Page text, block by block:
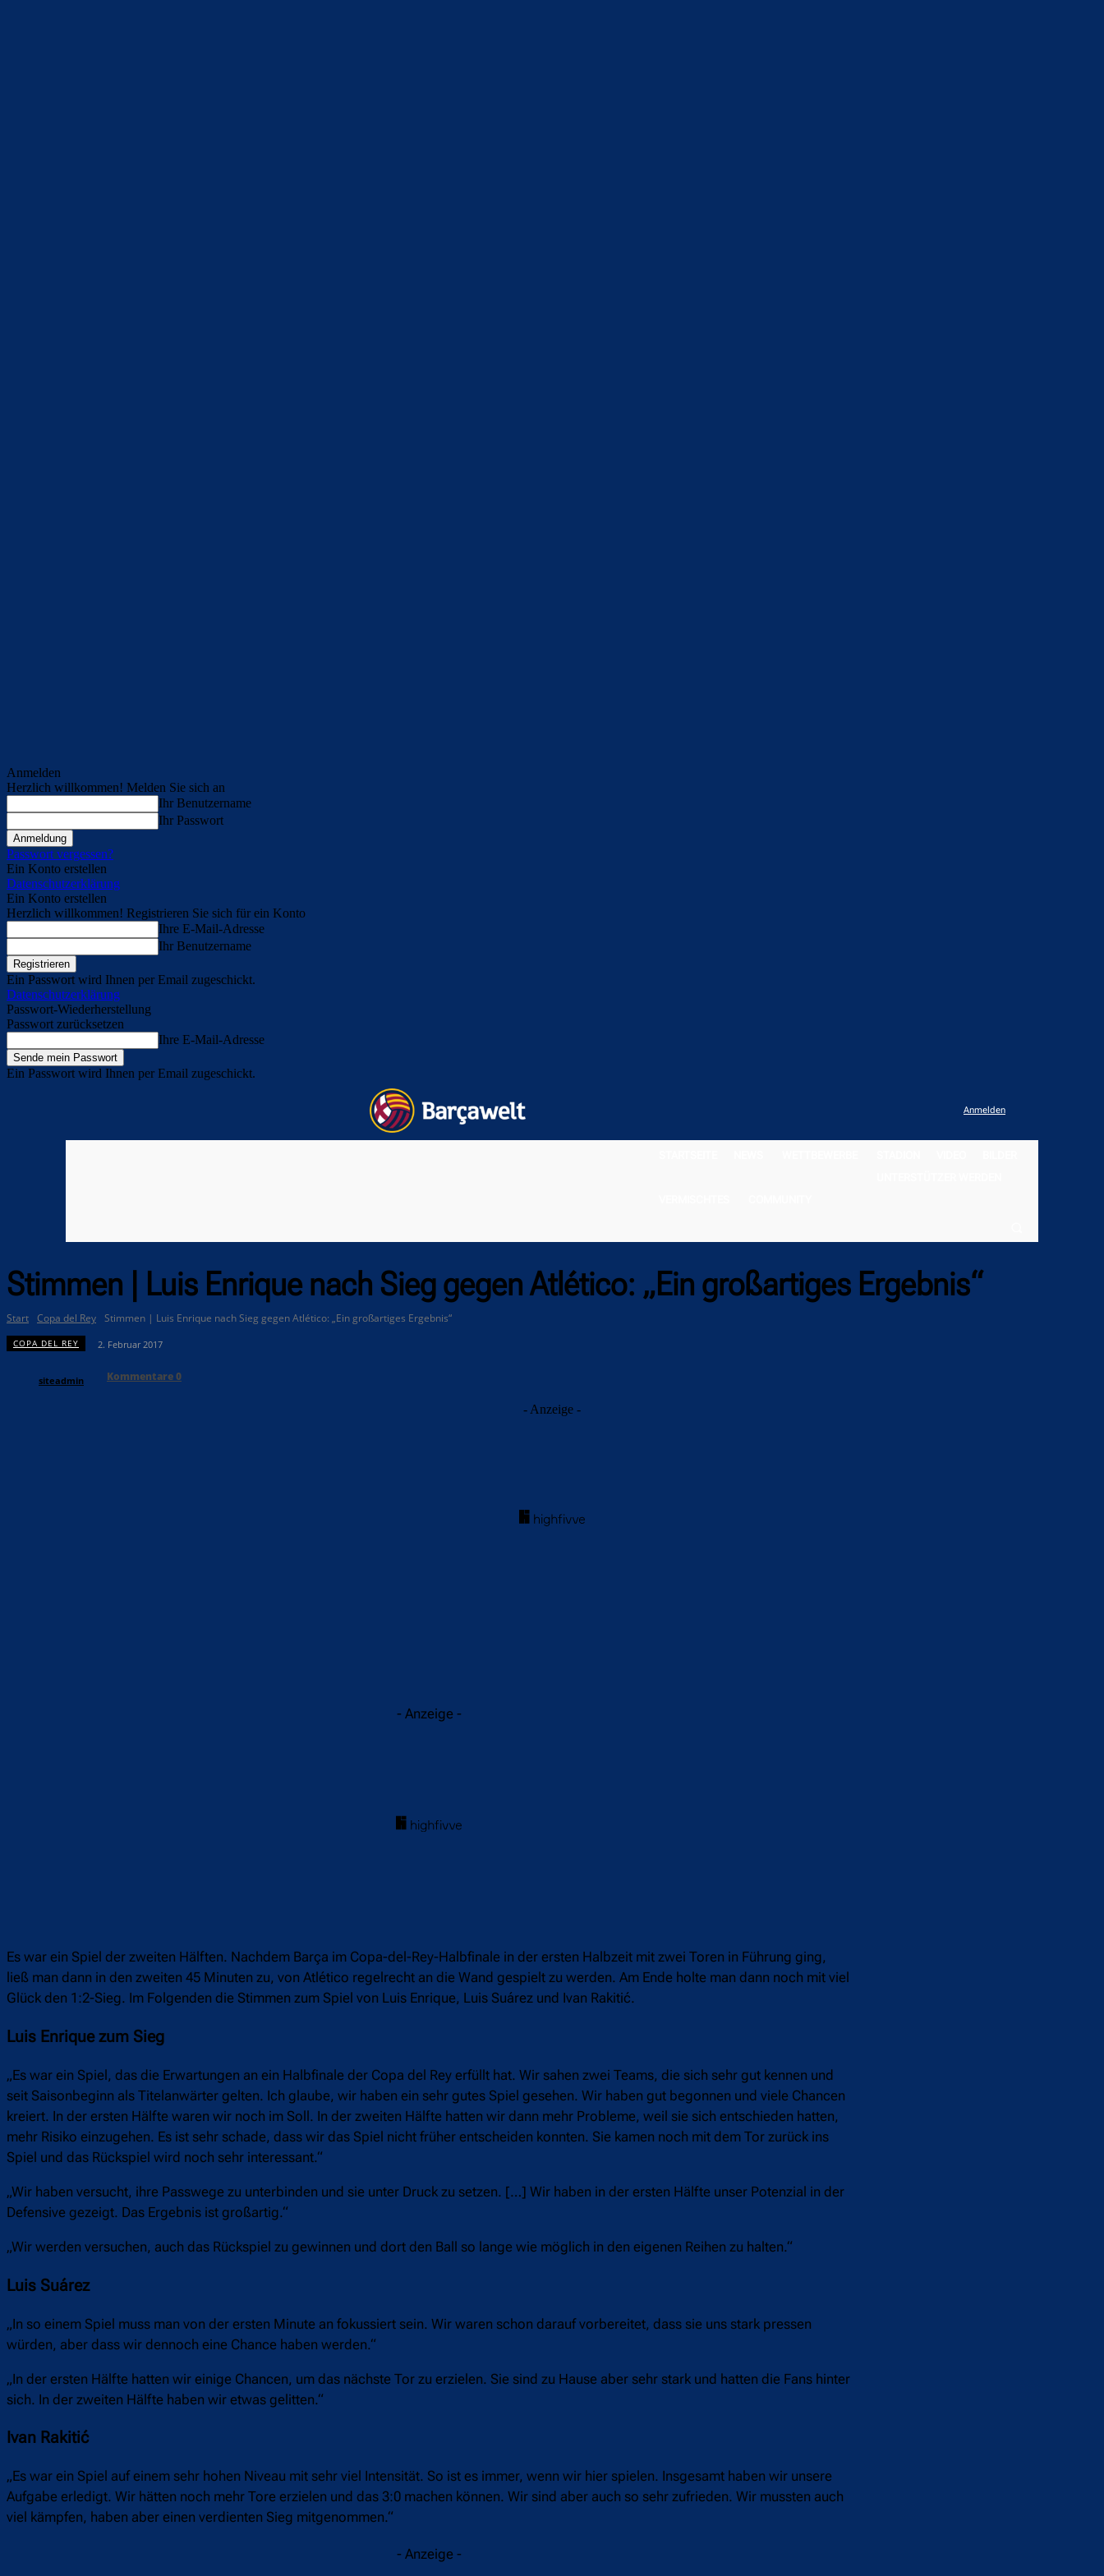
Anmelden
Herzlich willkommen! Melden Sie sich an
Ihr Benutzername
Ihr Passwort
Passwort vergessen?
Ein Konto erstellen
Datenschutzerklärung
Ein Konto erstellen
Herzlich willkommen! Registrieren Sie sich für ein Konto
Ihre E-Mail-Adresse
Ihr Benutzername
Ein Passwort wird Ihnen per Email zugeschickt.
Datenschutzerklärung
Passwort-Wiederherstellung
Passwort zurücksetzen
Ihre E-Mail-Adresse
Ein Passwort wird Ihnen per Email zugeschickt.
Anmelden
Stimmen | Luis Enrique nach Sieg gegen Atlético: „Ein großartiges Ergebnis“
Start Copa del Rey Stimmen | Luis Enrique nach Sieg gegen Atlético: „Ein großartiges Ergebnis“
COPA DEL REY 2. Februar 2017
siteadmin Kommentare0
- Anzeige -
- Anzeige -
Es war ein Spiel der zweiten Hälften. Nachdem Barça im Copa-del-Rey-Halbfinale in der ersten Halbzeit mit zwei Toren in Führung ging,
ließ man dann in den zweiten 45 Minuten zu, von Atlético regelrecht an die Wand gespielt zu werden. Am Ende holte man dann noch mit viel
Glück den 1:2-Sieg. Im Folgenden die Stimmen zum Spiel von Luis Enrique, Luis Suárez und Ivan Rakitić.
Luis Enrique zum Sieg
„Es war ein Spiel, das die Erwartungen an ein Halbfinale der Copa del Rey erfüllt hat. Wir sahen zwei Teams, die sich sehr gut kennen und
seit Saisonbeginn als Titelanwärter gelten. Ich glaube, wir haben ein sehr gutes Spiel gesehen. Wir haben gut begonnen und viele Chancen
kreiert. In der ersten Hälfte waren wir noch im Soll. In der zweiten Hälfte hatten wir dann mehr Probleme, weil sie sich entschieden hatten,
mehr Risiko einzugehen. Es ist sehr schade, dass wir das Spiel nicht früher entscheiden konnten. Sie kamen noch mit dem Tor zurück ins
Spiel und das Rückspiel wird noch sehr interessant.“
„Wir haben versucht, ihre Passwege zu unterbinden und sie unter Druck zu setzen. […] Wir haben in der ersten Hälfte unser Potenzial in der
Defensive gezeigt. Das Ergebnis ist großartig.“
„Wir werden versuchen, auch das Rückspiel zu gewinnen und dort den Ball so lange wie möglich in den eigenen Reihen zu halten.“
Luis Suárez
„In so einem Spiel muss man von der ersten Minute an fokussiert sein. Wir waren schon darauf vorbereitet, dass sie uns stark pressen
würden, aber dass wir dennoch eine Chance haben werden.“
„In der ersten Hälfte hatten wir einige Chancen, um das nächste Tor zu erzielen. Sie sind zu Hause aber sehr stark und hatten die Fans hinter
sich. In der zweiten Hälfte haben wir etwas gelitten.“
Ivan Rakitić
„Es war ein Spiel auf einem sehr hohen Niveau mit sehr viel Intensität. So ist es immer, wenn wir hier spielen. Insgesamt haben wir unsere
Aufgabe erledigt. Wir hätten noch mehr Tore erzielen und das 3:0 machen können. Wir sind aber auch so sehr zufrieden. Wir mussten auch
viel kämpfen, haben aber einen verdienten Sieg mitgenommen.“
- Anzeige -